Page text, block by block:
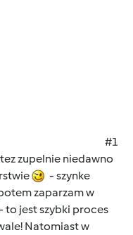
#1
zupelnie niedawno
- szynke
zaparzam w
to jest szybki proces
Natomiast w